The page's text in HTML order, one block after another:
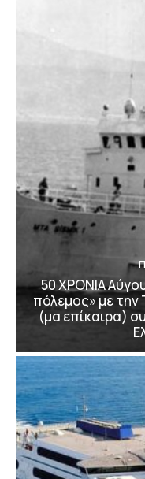
50 ΧΡΟΝΙΑ
πόλεμος» με την
(μα επίκαιρα)